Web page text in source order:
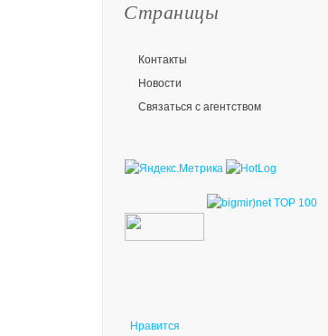
Страницы
Контакты
Новости
Связаться с агентством
Нравится